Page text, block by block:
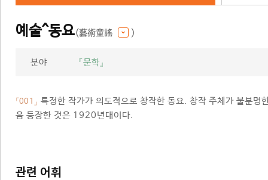
예술^동요(藝術童謠 )
분야 『문학』
「001」 특정한 작가가 의도적으로 창작한 동요. 창작 주체가 불분명
음 등장한 것은 1920년대이다.
관련 어휘